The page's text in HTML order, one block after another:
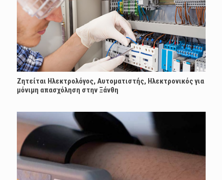
Ζητείται Ηλεκτρολόγος, Αυτοματιστής, Ηλεκτρονικός για
μόνιμη απασχόληση στην Ξάνθη